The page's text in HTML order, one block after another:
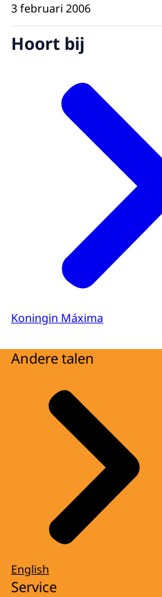
3 februari 2006
Hoort bij
Koningin Máxima
Andere talen
English
Service